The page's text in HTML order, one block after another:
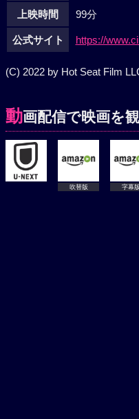
上映時間 99分
公式サイト https://
(C) 2022 by Hot Seat Film
動画配信で映画を
吹替版 字幕版